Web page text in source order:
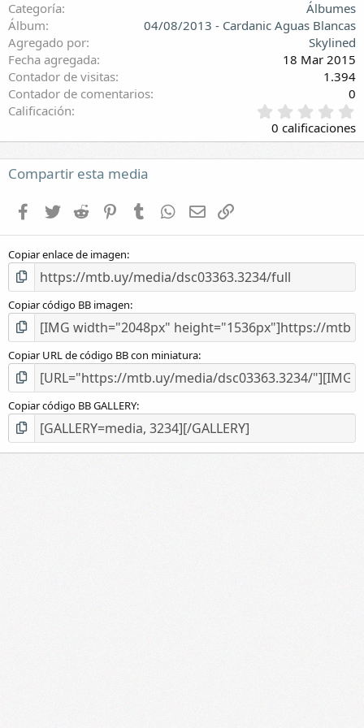
Categoría
Álbumes
Álbum
04/08/2013 - Cardanic Aguas Blancas
Agregado por
Skylined
Fecha agregada
18 Mar 2015
Contador de visitas
1.394
Contador de comentarios
0
Calificación
,
0
0
l
(
)
0 calificaciones
Compartir esta media
Facebook
Twitter Reddit PinterestTumblr WhatsApp
E-mail
Copiar enlace de imagen
Copiar código BB imagen
Copiar URL de código BB con miniatura
Copiar código BB GALLERY